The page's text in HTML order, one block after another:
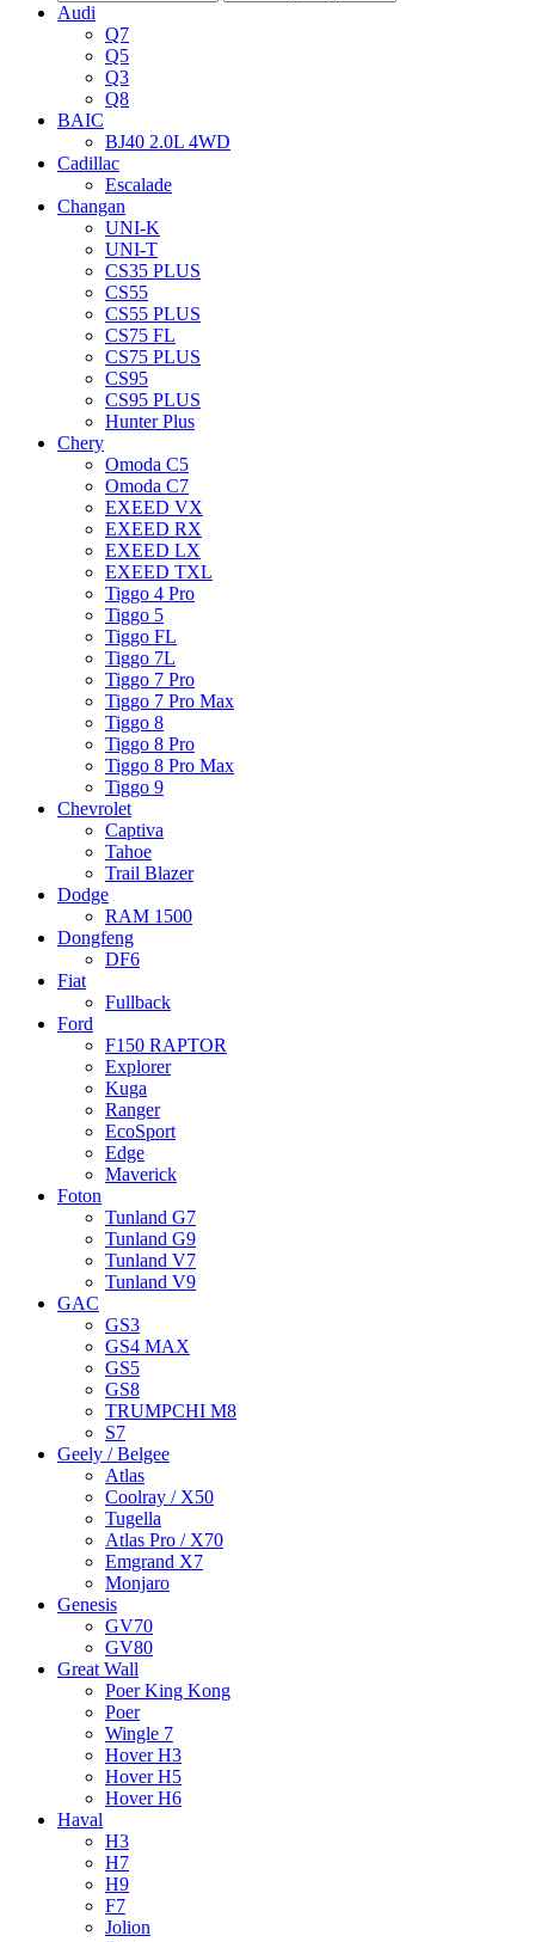
Audi
Q7
Q5
Q3
Q8
BAIC
BJ40 2.0L 4WD
Cadillac
Escalade
Changan
UNI-K
UNI-T
CS35 PLUS
CS55
CS55 PLUS
CS75 FL
CS75 PLUS
CS95
CS95 PLUS
Hunter Plus
Chery
Omoda C5
Omoda C7
EXEED VX
EXEED RX
EXEED LX
EXEED TXL
Tiggo 4 Pro
Tiggo 5
Tiggo FL
Tiggo 7L
Tiggo 7 Pro
Tiggo 7 Pro Max
Tiggo 8
Tiggo 8 Pro
Tiggo 8 Pro Max
Tiggo 9
Chevrolet
Captiva
Tahoe
Trail Blazer
Dodge
RAM 1500
Dongfeng
DF6
Fiat
Fullback
Ford
F150 RAPTOR
Explorer
Kuga
Ranger
EcoSport
Edge
Maverick
Foton
Tunland G7
Tunland G9
Tunland V7
Tunland V9
GAC
GS3
GS4 MAX
GS5
GS8
TRUMPCHI M8
S7
Geely / Belgee
Atlas
Coolray / X50
Tugella
Atlas Pro / X70
Emgrand X7
Monjaro
Genesis
GV70
GV80
Great Wall
Poer King Kong
Poer
Wingle 7
Hover H3
Hover H5
Hover H6
Haval
H3
H7
H9
F7
Jolion